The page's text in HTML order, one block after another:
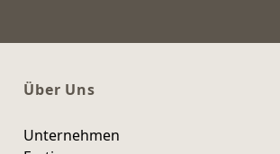
Über Uns
Unternehmen